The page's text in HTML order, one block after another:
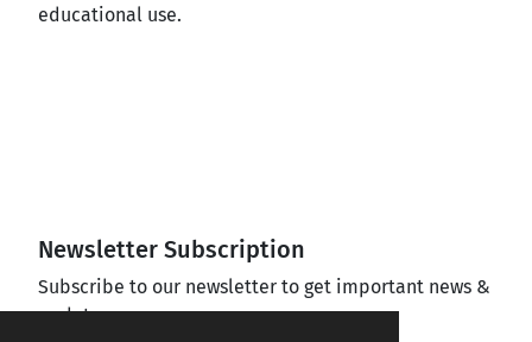
educational use.
Newsletter Subscription
Subscribe to our newsletter to get important news &
updates